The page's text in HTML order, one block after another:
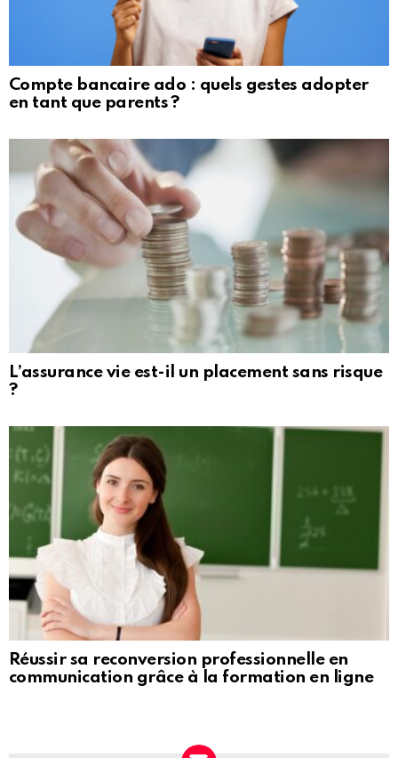
Compte bancaire ado : quels gestes adopter
en tant que parents ?
L’assurance vie est-il un placement sans risque
?
Réussir sa reconversion professionnelle en
communication grâce à la formation en ligne